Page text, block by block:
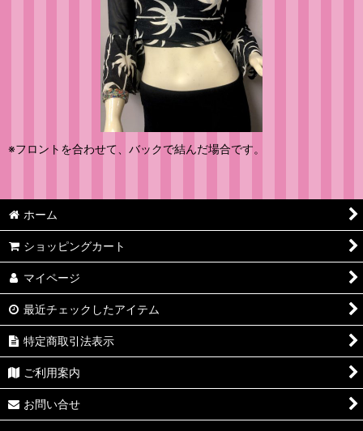
※フロントを合わせて、バックで結んだ場合です。
ホーム
ショッピングカート
マイページ
最近チェックしたアイテム
特定商取引法表示
ご利用案内
お問い合せ